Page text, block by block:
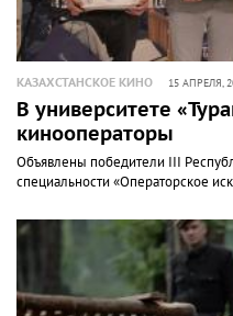
КАЗАХСТАНСКОЕ КИНО 15 АПРЕЛЯ,
В университете
кинооператоры
Объявлены победители III
специальности «Операторское